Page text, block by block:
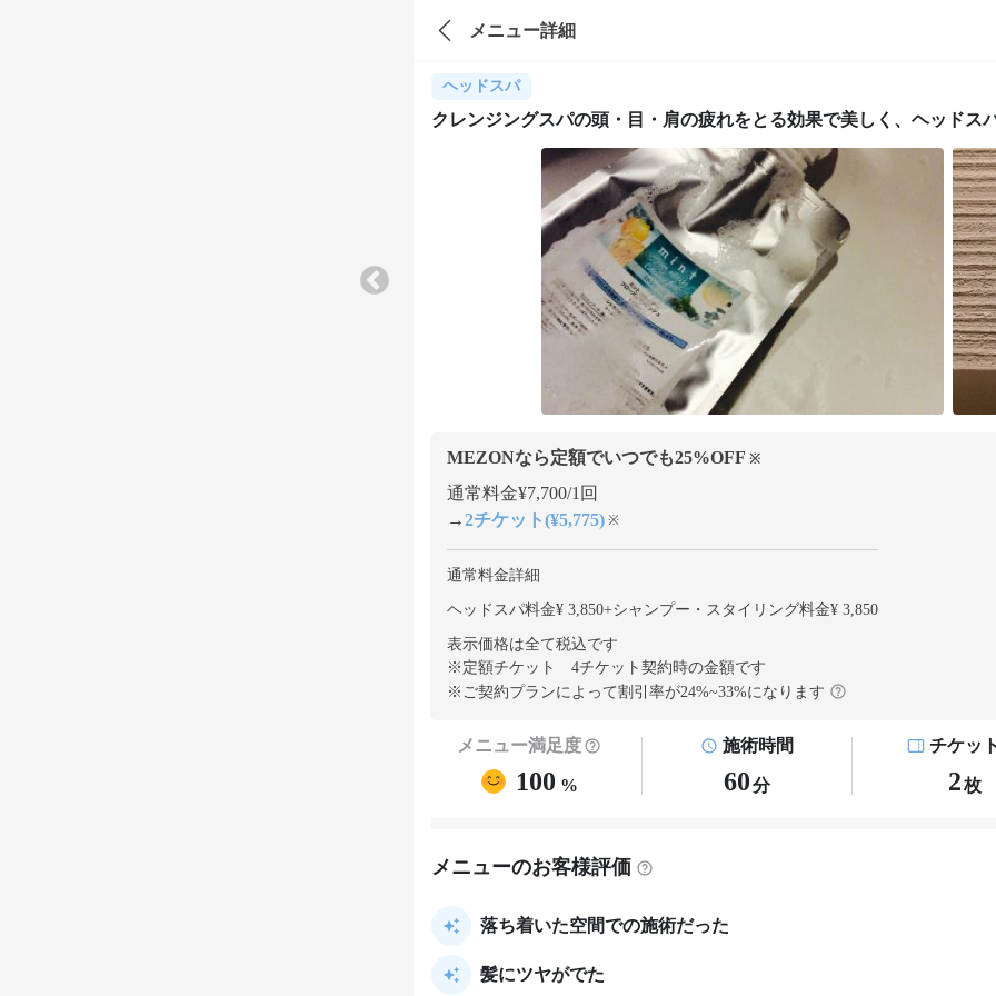
メニュー詳細
ヘッドスパ
クレンジングスパの頭・目・肩の疲れをとる効果で美しく、ヘッドス
MEZONなら定額でいつでも25%OFF ※
通常料金¥7,700/1回
→2チケット(¥5,775) ※
通常料金詳細
ヘッドスパ料金¥ 3,850+シャンプー・スタイリング料金¥ 3,850
表示価格は全て税込です
※定額チケット 4チケット契約時の金額です
※ご契約プランによって割引率が24%~33%になります
メニュー満足度
100 %
施術時間
60分
チケッ
2枚
メニューのお客様評価
落ち着いた空間での施術だった
髪にツヤがでた